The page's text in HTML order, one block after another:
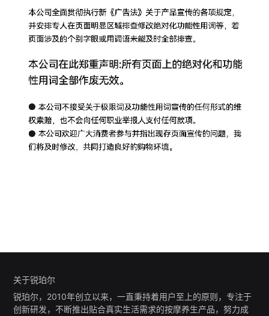
关于锐珀尔
锐珀尔，2010年创立以来，一直秉持着用户至上的原则，专注于
创新研发，不断推出贴合真实生活需求的按摩养生产品，努力成